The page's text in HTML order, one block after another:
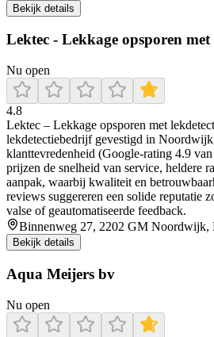
Bekijk details
Lektec - Lekkage opsporen met
Nu open
4.8
Lektec – Lekkage opsporen met
lekdetectiebedrijf gevestigd in
klanttevredenheid (Google-rating 4.9
prijzen de snelheid van service, heldere
aanpak, waarbij kwaliteit en
reviews suggereren een solide reputatie
valse of geautomatiseerde feedback.
Binnenweg 27, 2202 GM Noordwijk,
Bekijk details
Aqua Meijers bv
Nu open